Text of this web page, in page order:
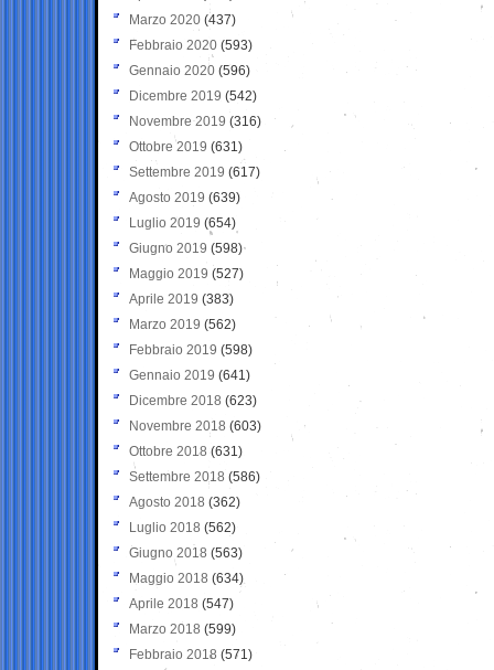
Marzo 2020 (437)
Febbraio 2020 (593)
Gennaio 2020 (596)
Dicembre 2019 (542)
Novembre 2019 (316)
Ottobre 2019 (631)
Settembre 2019 (617)
Agosto 2019 (639)
Luglio 2019 (654)
Giugno 2019 (598)
Maggio 2019 (527)
Aprile 2019 (383)
Marzo 2019 (562)
Febbraio 2019 (598)
Gennaio 2019 (641)
Dicembre 2018 (623)
Novembre 2018 (603)
Ottobre 2018 (631)
Settembre 2018 (586)
Agosto 2018 (362)
Luglio 2018 (562)
Giugno 2018 (563)
Maggio 2018 (634)
Aprile 2018 (547)
Marzo 2018 (599)
Febbraio 2018 (571)